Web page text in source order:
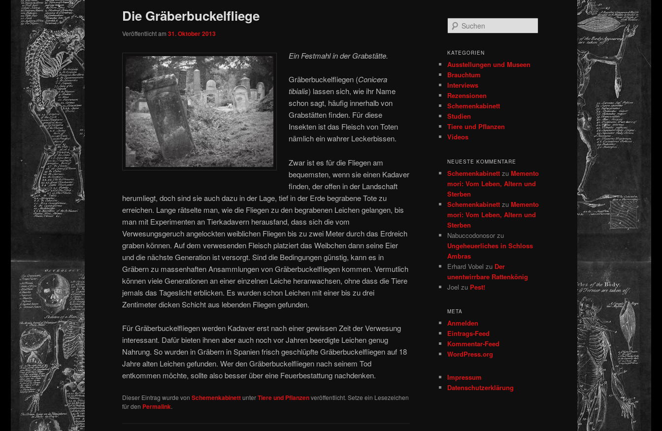
springen
Die Gräberbuckelfliege
Veröffentlicht am 31. Oktober 2013
Ein Festmahl in der Grabstätte.
Gräberbuckelfliegen (Conicera
tibialis) lassen sich, wie ihr Name
schon sagt, häufig innerhalb von
Grabstätten finden. Für diese
Insekten ist das Fleisch von Toten
nämlich ein wahrer Leckerbissen.
Zwar ist es für die Fliegen am
bequemsten, wenn sie einen Kadaver
finden, der offen in der Landschaft
herumliegt, doch sind sie auch dazu in der Lage, tief in der Erde begrabene Tote zu
erreichen. Lange rätselte man, wie die Fliegen zu den begrabenen Leichen gelangen, bis
man mit Experimenten an Tierkadavern herausfand, dass sich die vom
Verwesungsgeruch angelockten weiblichen Fliegen bis zu zwei Meter durch das Erdreich
graben können. Auf dem verwesenden Fleisch platziert das Weibchen dann seine Eier
und die nächste Generation ist versorgt. Sind die Bedingungen günstig, kann es in
Gräbern zu massenhaften Ansammlungen von Gräberbuckelfliegen kommen. Vermutlich
können viele Generationen an einer einzelnen Leiche heranwachsen, ohne dass die Tiere
jemals das Tageslicht erblicken. Es wurden schon Leichen mit einer bis zu drei
Zentimeter dicken Schicht aus lebenden Fliegen gefunden.
Für Gräberbuckelfliegen werden Kadaver erst nach einer gewissen Zeit der Verwesung
interessant. Dafür bieten ihnen aber auch noch vor Jahren beerdigte Leichen genug
Nahrung. So wurden in Gräbern in Spanien frisch geschlüpfte Gräberbuckelfliegen auf 18
Jahre alten Leichen gefunden. Wer den Gräberbuckelfliegen nach seinem Tod
entkommen möchte, sollte also besser über eine Feuerbestattung nachdenken.
Dieser Eintrag wurde von SchemenkabinettunterTiere und Pflanzenveröffentlicht. Setze ein Lesezeichen
für den Permalink.
u
h
n
KATEGORIEN
Ausstellungen und Museen
Brauchtum
Interviews
Rezensionen
Schemenkabinett
Studien
Tiere und Pflanzen
Videos
NEUESTE KOMMENTARE
Schemenkabinett zu Memento
mori: Vom Leben, Altern und
Sterben
Schemenkabinett zu Memento
mori: Vom Leben, Altern und
Sterben
Nabuccodonosor zu
Ungeheuerliches in Schloss
Ambras
Erhard Vobel zu Der
unentwirrbare Rattenkönig
Joel zu Pest!
META
Anmelden
Eintrags-Feed
Kommentar-Feed
WordPress.org
Impressum
Datenschutzerklärung